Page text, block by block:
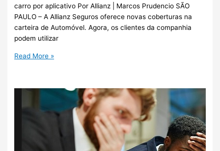
carro por aplicativo Por Allianz | Marcos Prudencio SÃO
PAULO – A Allianz Seguros oferece novas coberturas na
carteira de Automóvel. Agora, os clientes da companhia
podem utilizar
Read More »